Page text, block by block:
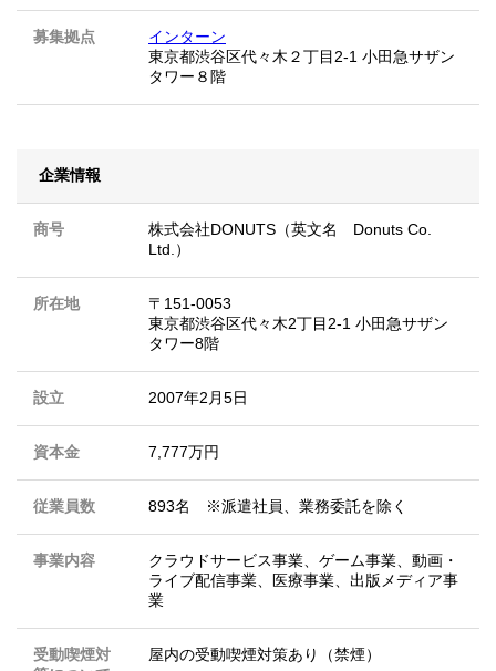
募集拠点
インターン
東京都渋谷区代々木２丁目2-1 小田急サザン
タワー８階
企業情報
商号
株式会社DONUTS（英文名 Donuts Co.
Ltd.）
所在地
〒151-0053
東京都渋谷区代々木2丁目2-1 小田急サザン
タワー8階
設立 2007年2月5日
資本金 7,777万円
従業員数 893名 ※派遣社員、業務委託を除く
事業内容
クラウドサービス事業、ゲーム事業、動画・
ライブ配信事業、医療事業、出版メディア事
業
受動喫煙対
屋内の受動喫煙対策あり（禁煙）